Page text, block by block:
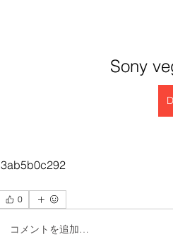
Sony
3ab5b0c292
0
コメントを追加…